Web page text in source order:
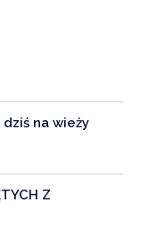
na wieży
Z